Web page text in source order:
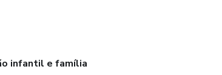
infantil e família